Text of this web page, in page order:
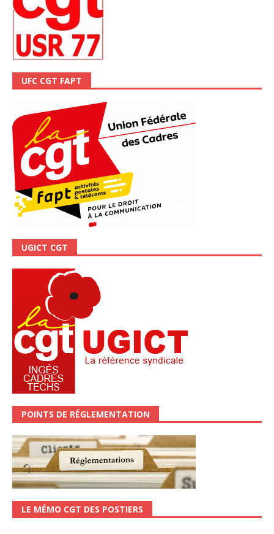
UFC CGT FAPT
UGICT CGT
POINTS DE RÉGLEMENTATION
LE MÉMO CGT DES POSTIERS